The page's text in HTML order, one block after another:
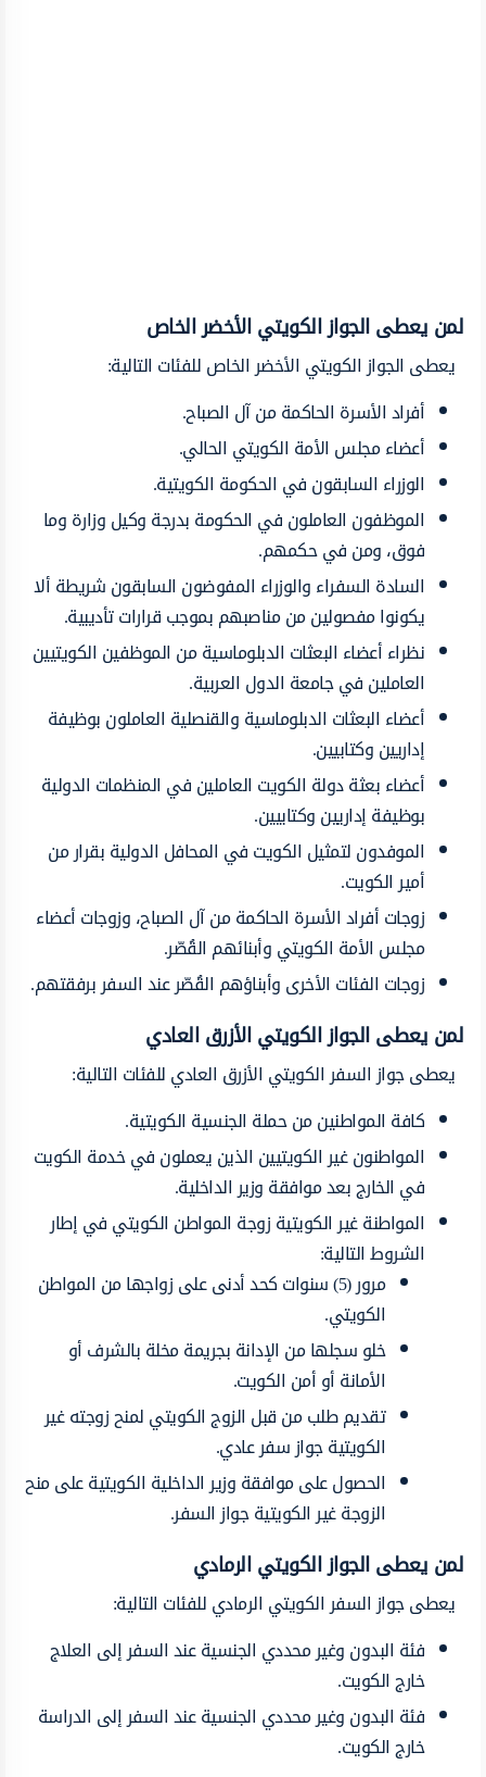
لمن يعطى الجواز الكويتي الأخضر الخاص
يعطى الجواز الكويتي الأخضر الخاص للفئات التالية:
أفراد الأسرة الحاكمة من آل الصباح.
أعضاء مجلس الأمة الكويتي الحالي.
الوزراء السابقون في الحكومة الكويتية.
الموظفون العاملون في الحكومة بدرجة وكيل وزارة وما
فوق، ومن في حكمهم.
السادة السفراء والوزراء المفوضون السابقون شريطة ألا
يكونوا مفصولين من مناصبهم بموجب قرارات تأديبية.
نظراء أعضاء البعثات الدبلوماسية من الموظفين الكويتيين
العاملين في جامعة الدول العربية.
أعضاء البعثات الدبلوماسية والقنصلية العاملون بوظيفة
إداريين وكتابيين.
أعضاء بعثة دولة الكويت العاملين في المنظمات الدولية
بوظيفة إداريين وكتابيين.
الموفدون لتمثيل الكويت في المحافل الدولية بقرار من
أمير الكويت.
زوجات أفراد الأسرة الحاكمة من آل الصباح، وزوجات أعضاء
مجلس الأمة الكويتي وأبنائهم القُصّر.
زوجات الفئات الأخرى وأبناؤهم القُصّر عند السفر برفقتهم.
لمن يعطى الجواز الكويتي الأزرق العادي
يعطى جواز السفر الكويتي الأزرق العادي للفئات التالية:
كافة المواطنين من حملة الجنسية الكويتية.
المواطنون غير الكويتيين الذين يعملون في خدمة الكويت
في الخارج بعد موافقة وزير الداخلية.
المواطنة غير الكويتية زوجة المواطن الكويتي في إطار
الشروط التالية:
مرور (5) سنوات كحد أدنى على زواجها من المواطن
الكويتي.
خلو سجلها من الإدانة بجريمة مخلة بالشرف أو
الأمانة أو أمن الكويت.
تقديم طلب من قبل الزوج الكويتي لمنح زوجته غير
الكويتية جواز سفر عادي.
الحصول على موافقة وزير الداخلية الكويتية على منح
الزوجة غير الكويتية جواز السفر.
لمن يعطى الجواز الكويتي الرمادي
يعطى جواز السفر الكويتي الرمادي للفئات التالية:
فئة البدون وغير محددي الجنسية عند السفر إلى العلاج
خارج الكويت.
فئة البدون وغير محددي الجنسية عند السفر إلى الدراسة
خارج الكويت.